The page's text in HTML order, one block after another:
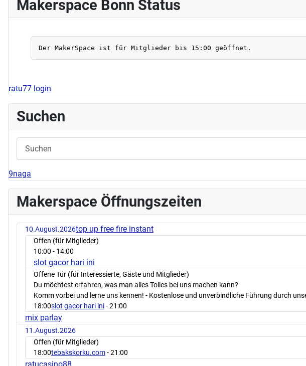
Makerspace Bonn Status
ratu77 login
Suchen
9naga
Makerspace Öffnungszeiten
10.August.2026top up free fire instant
Offen (für Mitglieder)
10:00 - 14:00
slot gacor hari ini
Offene Tür (für Interessierte, Gäste und Mitglieder)
Du möchtest erfahren, was man alles Tolles bei uns machen kann?
Komm vorbei und lerne uns kennen! - Kostenlose und unverbindliche Führung durch
18:00slot gacor hari ini- 21:00
mix parlay
11.August.2026
Offen (für Mitglieder)
18:00tebakskorku.com- 21:00